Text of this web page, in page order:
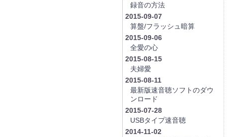
録音の方法
2015-09-07
算盤/フラッシュ暗算
2015-09-06
全愛の心
2015-08-15
夫婦愛
2015-08-11
最新版速音聴ソフトのダウ
ンロード
2015-07-28
USBタイプ速音聴
2014-11-02